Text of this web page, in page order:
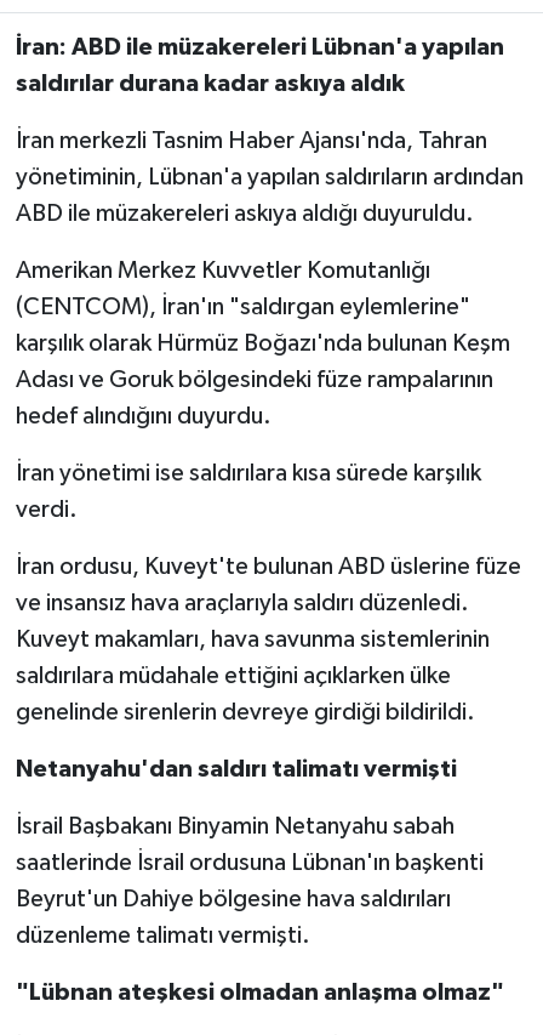
İran: ABD ile müzakereleri Lübnan'a yapılan
saldırılar durana kadar askıya aldık
İran merkezli Tasnim Haber Ajansı'nda, Tahran
yönetiminin, Lübnan'a yapılan saldırıların ardından
ABD ile müzakereleri askıya aldığı duyuruldu.
Amerikan Merkez Kuvvetler Komutanlığı
(CENTCOM), İran'ın "saldırgan eylemlerine"
karşılık olarak Hürmüz Boğazı'nda bulunan Keşm
Adası ve Goruk bölgesindeki füze rampalarının
hedef alındığını duyurdu.
İran yönetimi ise saldırılara kısa sürede karşılık
verdi.
İran ordusu, Kuveyt'te bulunan ABD üslerine füze
ve insansız hava araçlarıyla saldırı düzenledi.
Kuveyt makamları, hava savunma sistemlerinin
saldırılara müdahale ettiğini açıklarken ülke
genelinde sirenlerin devreye girdiği bildirildi.
Netanyahu'dan saldırı talimatı vermişti
İsrail Başbakanı Binyamin Netanyahu sabah
saatlerinde İsrail ordusuna Lübnan'ın başkenti
Beyrut'un Dahiye bölgesine hava saldırıları
düzenleme talimatı vermişti.
"Lübnan ateşkesi olmadan anlaşma olmaz"